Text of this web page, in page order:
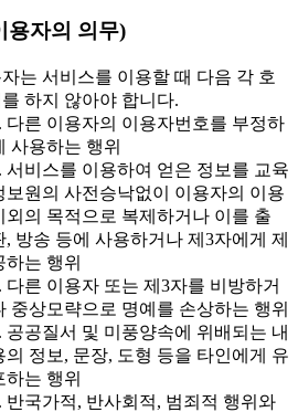
용자의 의무)
는 서비스를 이용할 때 다음 각 호
하지 않아야 합니다.
다른 이용자의 이용자번호를 부정하
사용하는 행위
서비스를 이용하여 얻은 정보를 교육
보원의 사전승낙없이 이용자의 이용
외의 목적으로 복제하거나 이를 출
, 방송 등에 사용하거나 제3자에게 제
하는 행위
다른 이용자 또는 제3자를 비방하거
중상모략으로 명예를 손상하는 행위
공공질서 및 미풍양속에 위배되는 내
의 정보, 문장, 도형 등을 타인에게 유
하는 행위
반국가적, 반사회적, 범죄적 행위와